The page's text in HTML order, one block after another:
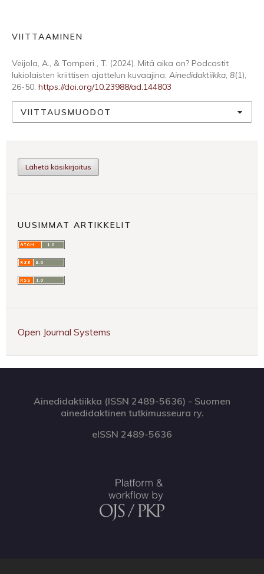
VIITTAAMINEN
Veijola, A., & Tomperi , T. (2024). Mitä aika on? Podcastit
lukiolaisten kriittisen ajattelun kuvaajina. Ainedidaktiikka, 8(1),
26-50. https://doi.org/10.23988/ad.144803
VIITTAUSMUODOT
Lähetä käsikirjoitus
UUSIMMAT ARTIKKELIT
Open Journal Systems
Ainedidaktiikka (ISSN 2489-5636) - Suomen
ainedidaktinen tutkimusseura ry.
eISSN 2489-5636